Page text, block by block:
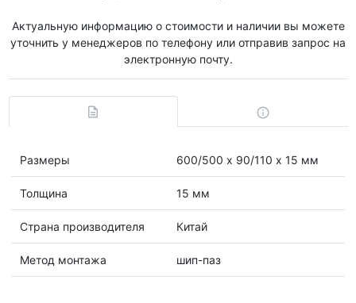
Актуальную информацию о стоимости и наличии вы можете
уточнить у менеджеров по телефону или отправив запрос на
электронную почту.
Размеры 600/500 х 90/110 х 15 мм
Толщина 15 мм
Страна производителя Китай
Метод монтажа шип-паз